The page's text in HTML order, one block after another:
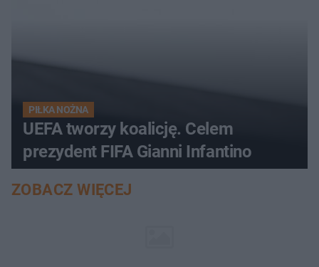
PIŁKA NOŻNA
UEFA tworzy koalicję. Celem
prezydent FIFA Gianni Infantino
ZOBACZ WIĘCEJ